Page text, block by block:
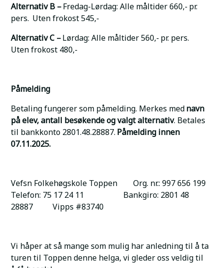
Alternativ B –Fredag-Lørdag: Alle måltider 660,- pr.
pers. Uten frokost 545,-
Alternativ C –Lørdag: Alle måltider 560,- pr. pers.
Uten frokost 480,-
Påmelding
Betaling fungerer som påmelding. Merkes mednavn
på elev, antall besøkende og valgt alternativ. Betales
til bankkonto 2801.48.28887. Påmelding innen
07.11.2025.
Vefsn Folkehøgskole Toppen Org. nr.: 997 656 199
Telefon: 75 17 24 11 Bankgiro: 2801 48
28887 Vipps #83740
Vi håper at så mange som mulig har anledning til å ta
turen til Toppen denne helga, vi gleder oss veldig til